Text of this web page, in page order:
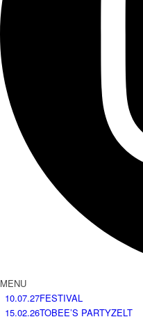
MENU
10.07.27FESTIVAL
15.02.26TOBEE’S PARTYZELT